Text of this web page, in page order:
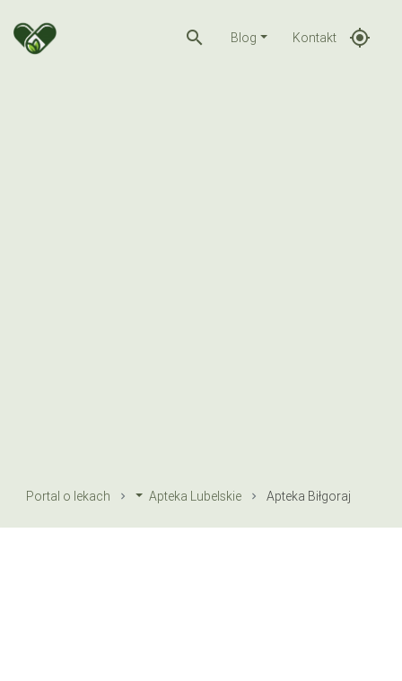
search Blog Kontakt gps_fixed
Portal o lekach Apteka Lubelskie Apteka Biłgoraj